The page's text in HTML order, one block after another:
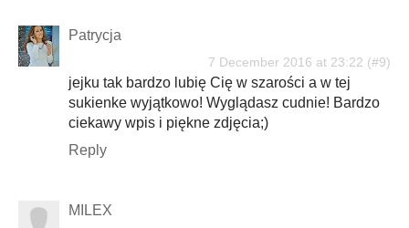
Patrycja
7 December 2016 at 23:22
jejku tak bardzo lubię Cię w szarości a w tej
sukienke wyjątkowo! Wyglądasz cudnie! Bardzo
ciekawy wpis i piękne zdjęcia;)
Reply
MILEX